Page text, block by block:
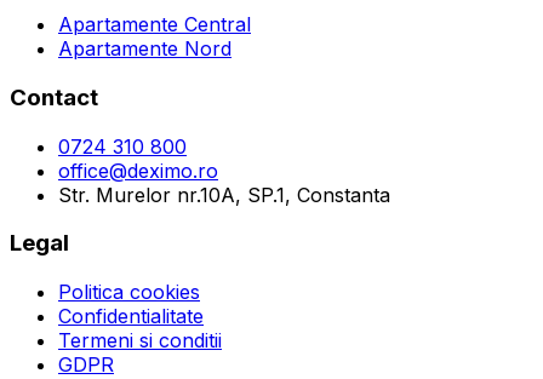
Apartamente Central
Apartamente Nord
Contact
0724 310 800
office@deximo.ro
Str. Murelor nr.10A, SP.1, Constanta
Legal
Politica cookies
Confidentialitate
Termeni si conditii
GDPR